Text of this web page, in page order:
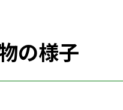
の様子